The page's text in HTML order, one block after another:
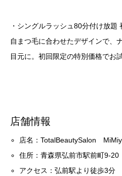
・シングルラッシュ80分付け放題
自まつ毛に合わせたデザインで、
目元に。初回限定の特別価格でお
店舗情報
店名：TotalBeautySalon
住所：青森県弘前市駅前町9-20
アクセス：弘前駅より徒歩3分